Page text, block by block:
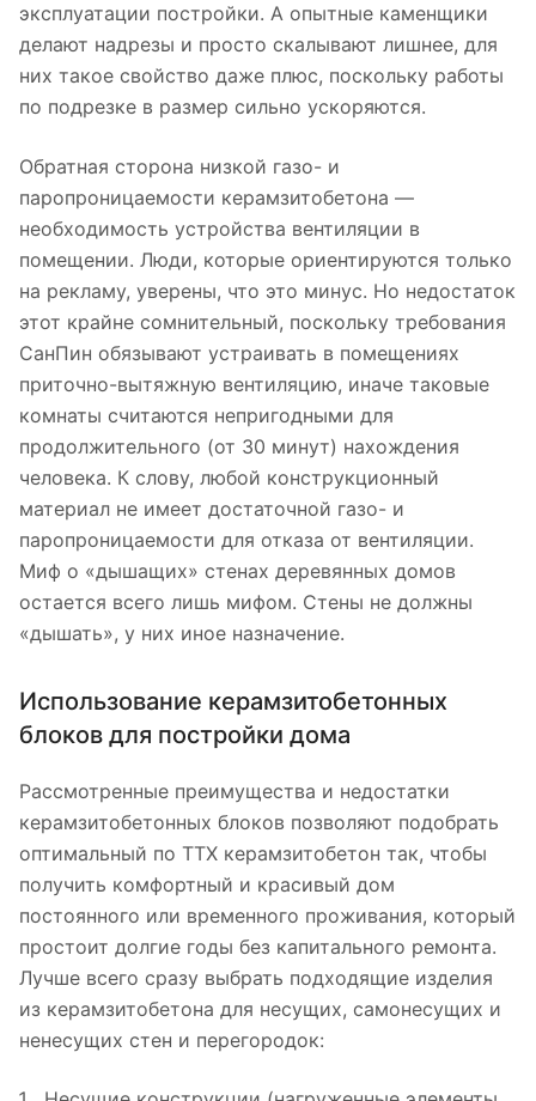
эксплуатации постройки. А опытные каменщики
делают надрезы и просто скалывают лишнее, для
них такое свойство даже плюс, поскольку работы
по подрезке в размер сильно ускоряются.
Обратная сторона низкой газо- и
паропроницаемости керамзитобетона —
необходимость устройства вентиляции в
помещении. Люди, которые ориентируются только
на рекламу, уверены, что это минус. Но недостаток
этот крайне сомнительный, поскольку требования
СанПин обязывают устраивать в помещениях
приточно-вытяжную вентиляцию, иначе таковые
комнаты считаются непригодными для
продолжительного (от 30 минут) нахождения
человека. К слову, любой конструкционный
материал не имеет достаточной газо- и
паропроницаемости для отказа от вентиляции.
Миф о «дышащих» стенах деревянных домов
остается всего лишь мифом. Стены не должны
«дышать», у них иное назначение.
Использование керамзитобетонных
блоков для постройки дома
Рассмотренные преимущества и недостатки
керамзитобетонных блоков позволяют подобрать
оптимальный по ТТХ керамзитобетон так, чтобы
получить комфортный и красивый дом
постоянного или временного проживания, который
простоит долгие годы без капитального ремонта.
Лучше всего сразу выбрать подходящие изделия
из керамзитобетона для несущих, самонесущих и
ненесущих стен и перегородок: